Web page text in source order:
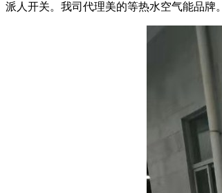
派人开关。我司代理美的等热水空气能品牌。